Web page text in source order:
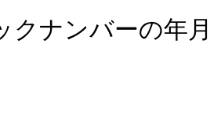
クナンバーの年